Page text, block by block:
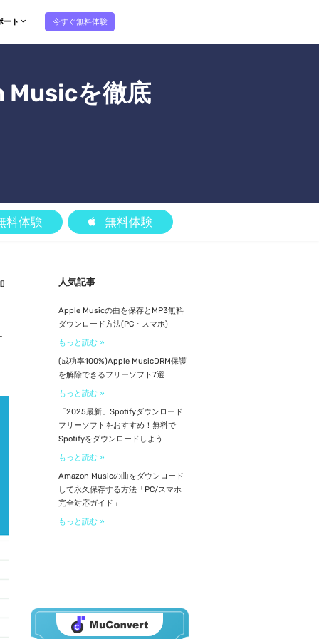
ート 今すぐ無料体験
Musicを徹底
料体験 無料体験
人気記事
Apple Musicの曲を保存とMP3無料
ダウンロード方法(PC・スマホ)
もっと読む »
(成功率100%)Apple MusicDRM保護
を解除できるフリーソフト7選
もっと読む »
「2025最新」Spotifyダウンロード
フリーソフトをおすすめ！無料で
Spotifyをダウンロードしよう
もっと読む »
Amazon Musicの曲をダウンロード
して永久保存する方法「PC/スマホ
完全対応ガイド」
もっと読む »